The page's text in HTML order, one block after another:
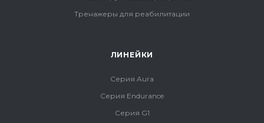
Тренажеры для реабилитации
ЛИНЕЙКИ
Серия Aura
Серия Endurance
Серия G1